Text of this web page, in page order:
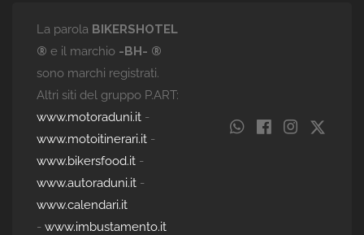
La parola BIKERSHOTEL
® e il marchio -BH- ®
sono marchi registrati.
Altri siti del gruppo P.ART:
www.motoraduni.it -
www.motoitinerari.it -
www.bikersfood.it -
www.autoraduni.it -
www.calendari.it
- www.imbustamento.it